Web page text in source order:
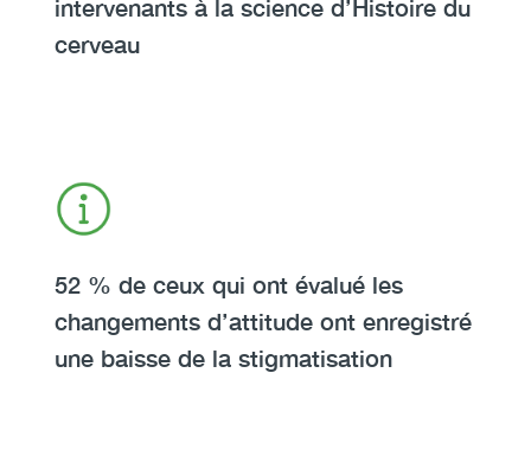
intervenants à la science d’Histoire du
cerveau
Icon
Image
Heading
52 % de ceux qui ont évalué les
changements d’attitude ont enregistré
une baisse de la stigmatisation